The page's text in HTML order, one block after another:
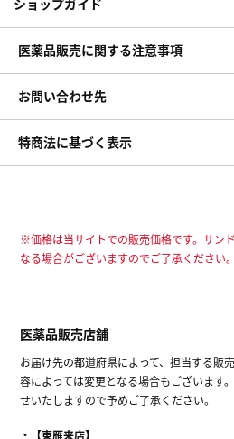
医薬品販売に関する注意事項
お問い合わせ先
特商法に基づく表示
※価格は当サイトでの販売価格です。サン
なる場合がございますのでご了承ください。
医薬品販売店舗
お届け先の都道府県によって、担当する販
容によっては変更となる場合もございます
せいたしますので予めご了承ください。
【東雁来店】